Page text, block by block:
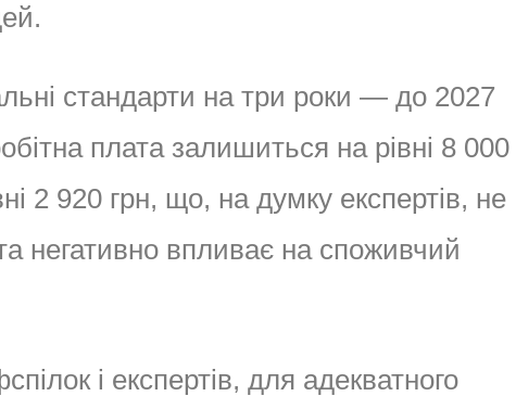
стандарти на три роки — до 2027
плата залишиться на рівні 8 000
2 920 грн, що, на думку експертів, не
негативно впливає на споживчий
і експертів, для адекватного